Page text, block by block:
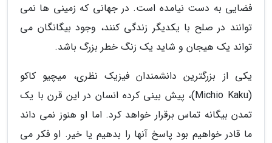
فضایی به دست نیامده است. در جهانی که زمینی ها نمی
توانند در صلح با یکدیگر زندگی کنند، وجود بیگانگان می
تواند یک هیجان و شاید یک زنگ خطر بزرگ باشد.
یکی از بزرگترین دانشمندان فیزیک نظری، میچیو کاکو
(Michio Kaku)، پیش بینی کرده انسان در این قرن با یک
تمدن بیگانه تماس برقرار خواهد کرد. اما او هنوز نمی داند
ما قادر خواهیم بود پاسخ آنها را بدهیم یا خیر. او فکر می